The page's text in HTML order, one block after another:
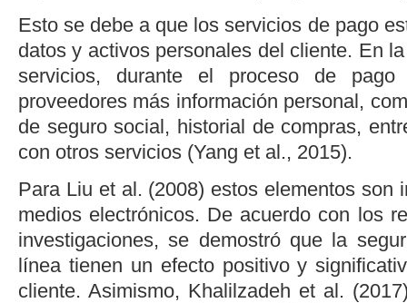
Esto se debe a que los servicios de pago
datos y activos personales del cliente. En
servicios, durante el proceso de
proveedores más información personal,
de seguro social, historial de compras,
con otros servicios (Yang et al., 2015).
Para Liu et al. (2008) estos elementos son
medios electrónicos. De acuerdo con los
investigaciones, se demostró que la
línea tienen un efecto positivo y
cliente. Asimismo, Khalilzadeh et al. (2017